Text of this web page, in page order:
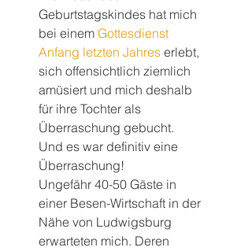
Geburtstagskindes hat mich
bei einem Gottesdienst
Anfang letzten Jahres erlebt,
sich offensichtlich ziemlich
amüsiert und mich deshalb
für ihre Tochter als
Überraschung gebucht.
Und es war definitiv eine
Überraschung!
Ungefähr 40-50 Gäste in
einer Besen-Wirtschaft in der
Nähe von Ludwigsburg
erwarteten mich. Deren